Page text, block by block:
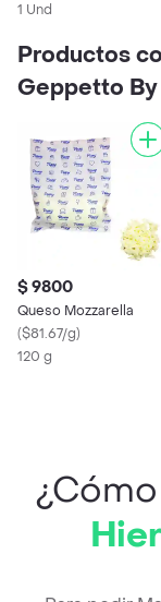
1 Und
Productos
Geppetto By
$ 9800
Queso Mozzarella
($81.67/g)
120 g